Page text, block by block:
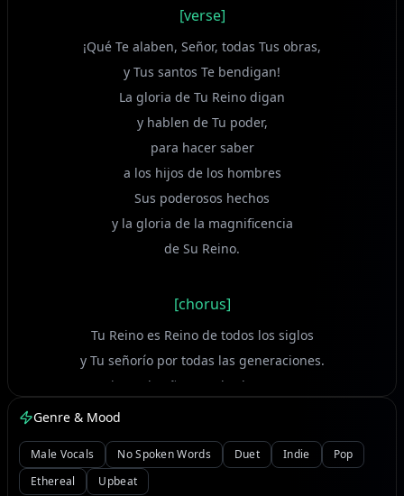
[verse]
¡Qué Te alaben, Señor, todas Tus obras,
y Tus santos Te bendigan!
La gloria de Tu Reino digan
y hablen de Tu poder,
para hacer saber
a los hijos de los hombres
Sus poderosos hechos
y la gloria de la magnificencia
de Su Reino.
[chorus]
Tu Reino es Reino de todos los siglos
y Tu señorío por todas las generaciones.
Sostiene el Señor a todos los que caen
y levanta a todos los oprimidos.
[verse]
Genre & Mood
Male Vocals No Spoken Words Duet Indie
Pop
Ethereal
Upbeat